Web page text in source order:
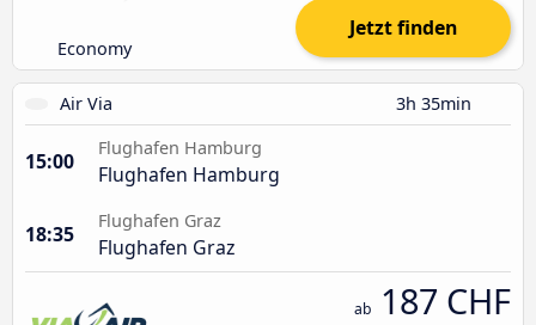
Economy
Jetzt finden
Air Via 3h 35min
15:00
Flughafen Hamburg
Flughafen Hamburg
18:35
Flughafen Graz
Flughafen Graz
ab 187 CHF